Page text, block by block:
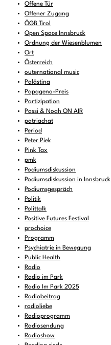
Offene Tür
Offener Zugang
ÖGB Tirol
Open Space Innsbruck
Ordnung der Wiesenblumen
Ort
Österreich
outernational music
Palästina
Papageno-Preis
Partizipation
Passi & Noah ON AIR
patriachat
Period
Peter Piek
Pink Tax
pmk
Podiumsdiskussion
Podiumsdiskussion in Innsbruck
Podiumsgespräch
Politik
Polittalk
Positive Futures Festival
prochoice
Programm
Psychiatrie in Bewegung
Public Health
Radio
Radio im Park
Radio Im Park 2025
Radiobeitrag
radioliebe
Radioprogramm
Radiosendung
Radioshow